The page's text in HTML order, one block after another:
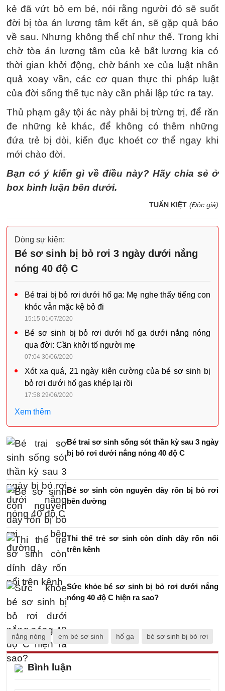
kẻ đã vứt bỏ em bé, nói rằng người đó sẽ suốt
đời bị tòa án lương tâm kết án, sẽ gặp quả báo
về sau. Nhưng không thể chỉ như thế. Trong khi
chờ tòa án lương tâm của kẻ bất lương kia có
thời gian khởi động, chờ bánh xe của luật nhân
quả xoay vần, các cơ quan thực thi pháp luật
của đời sống thế tục này cần phải lập tức ra tay.
Thủ phạm gây tội ác này phải bị trừng trị, để răn
đe những kẻ khác, để không có thêm những
đứa trẻ bị dòi, kiến đục khoét cơ thể ngay khi
mới chào đời.
Bạn có ý kiến gì về điều này? Hãy chia sẻ ở
box bình luận bên dưới.
TUẤN KIỆT (Độc giả)
Dòng sự kiện:
Bé sơ sinh bị bỏ rơi 3 ngày dưới nắng
nóng 40 độ C
Bé trai bị bỏ rơi dưới hố ga: Mẹ nghe thấy tiếng con
khóc vẫn mặc kệ bỏ đi
15:15 01/07/2020
Bé sơ sinh bị bỏ rơi dưới hố ga dưới nắng nóng
qua đời: Cần khởi tố người mẹ
07:04 30/06/2020
Xót xa quá, 21 ngày kiên cường của bé sơ sinh bị
bỏ rơi dưới hố gas khép lại rồi
17:58 29/06/2020
Xem thêm
Bé trai sơ sinh sống sót thần kỳ sau 3 ngày
bị bỏ rơi dưới nắng nóng 40 độ C
Bé sơ sinh còn nguyên dây rốn bị bỏ rơi
bên đường
Thi thể trẻ sơ sinh còn dính dây rốn nổi
trên kênh
Sức khỏe bé sơ sinh bị bỏ rơi dưới nắng
nóng 40 độ C hiện ra sao?
nắng nóng em bé sơ sinh hố ga bé sơ sinh bị bỏ rơi
Bình luận